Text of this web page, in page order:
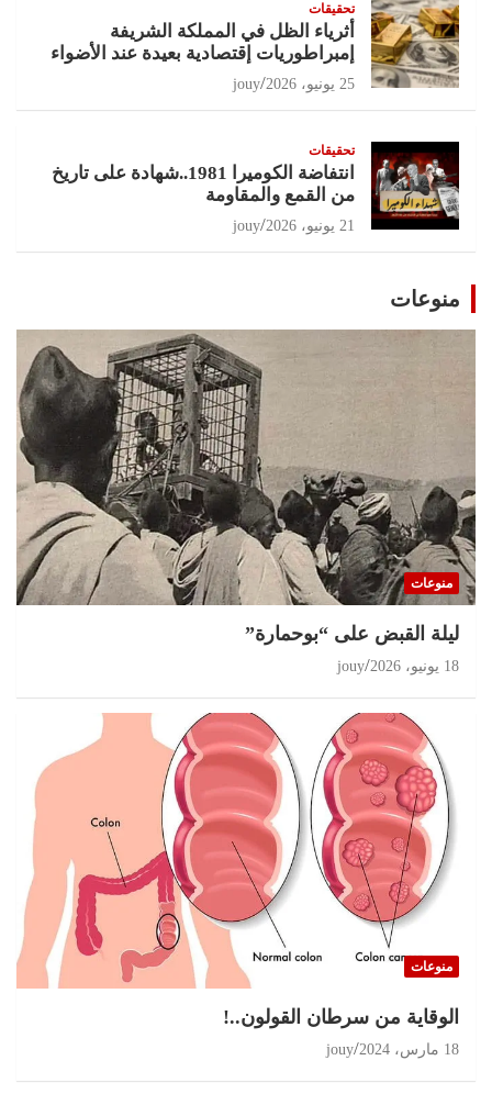
تحقيقات
أثرياء الظل في المملكة الشريفة
إمبراطوريات إقتصادية بعيدة عند الأضواء
25 يونيو، 2026 jouy
تحقيقات
انتفاضة الكوميرا 1981..شهادة على تاريخ
من القمع والمقاومة
21 يونيو، 2026 jouy
منوعات
منوعات
ليلة القبض على “بوحمارة”
18 يونيو، 2026 jouy
منوعات
الوقاية من سرطان القولون..!
18 مارس، 2024 jouy